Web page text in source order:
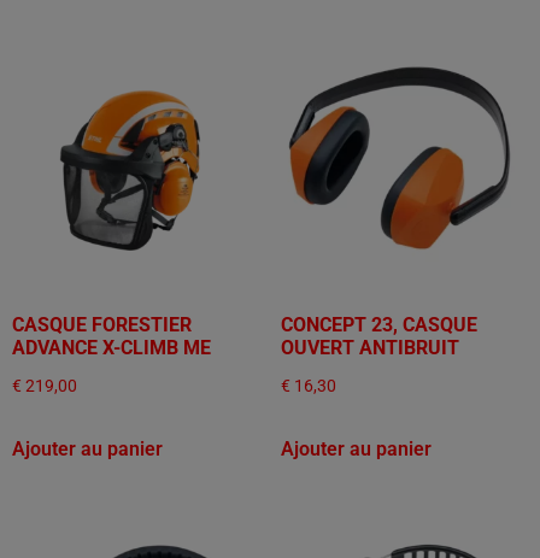
CASQUE FORESTIER
ADVANCE X-CLIMB ME
€ 219,00
Ajouter au panier
CONCEPT 23, CASQUE
OUVERT ANTIBRUIT
€ 16,30
Ajouter au panier